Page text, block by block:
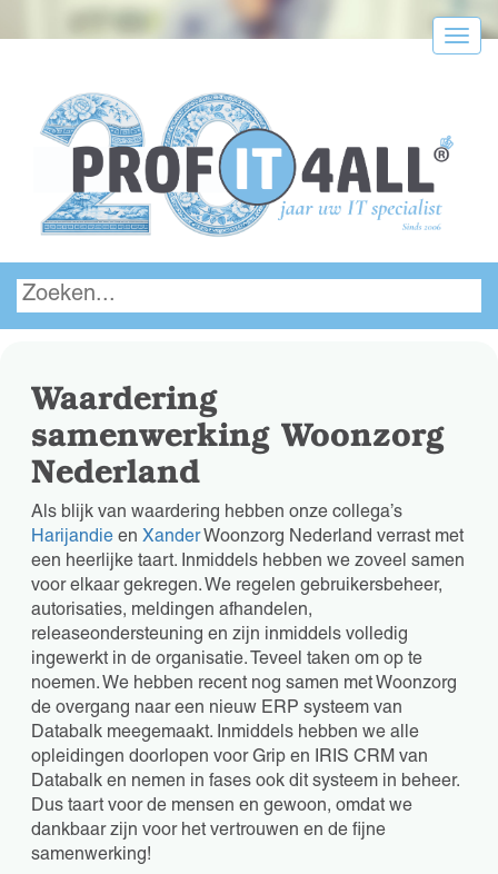
Menu
Waardering
samenwerking Woonzorg
Nederland
Als blijk van waardering hebben onze collega’s
Harijandie en XanderWoonzorg Nederland verrast met
een heerlijke taart. Inmiddels hebben we zoveel samen
voor elkaar gekregen. We regelen gebruikersbeheer,
autorisaties, meldingen afhandelen,
releaseondersteuning en zijn inmiddels volledig
ingewerkt in de organisatie. Teveel taken om op te
noemen. We hebben recent nog samen met Woonzorg
de overgang naar een nieuw ERP systeem van
Databalk meegemaakt. Inmiddels hebben we alle
opleidingen doorlopen voor Grip en IRIS CRM van
Databalk en nemen in fases ook dit systeem in beheer.
Dus taart voor de mensen en gewoon, omdat we
dankbaar zijn voor het vertrouwen en de fijne
samenwerking!